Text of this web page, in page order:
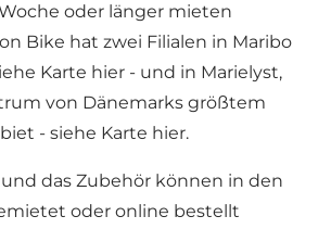
oder länger mieten
Bike hat zwei Filialen in Maribo
Karte hier - und in Marielyst,
von Dänemarks größtem
- siehe Karte hier.
und das Zubehör können in den
oder online bestellt